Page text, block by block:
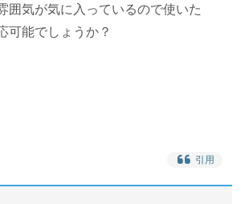
囲気が気に入っているので使いた
可能でしょうか？
引用